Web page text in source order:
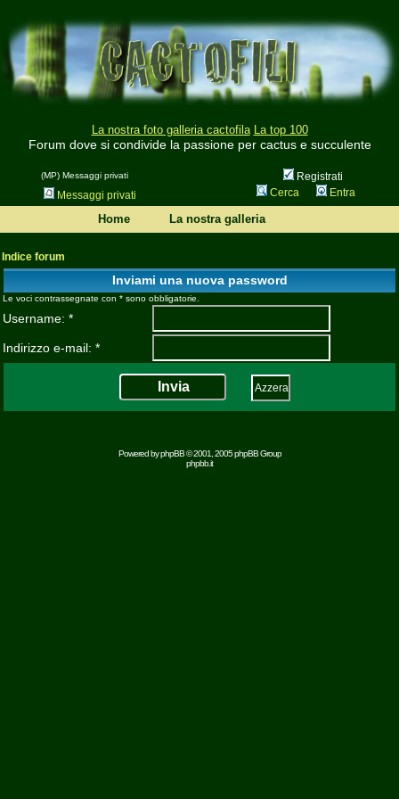
La nostra foto galleria cactofila La top 100
Forum dove si condivide la passione per cactus e succulente
(MP) Messaggi privati
Registrati
Messaggi privati
Cerca Entra
Home La nostra galleria
Indice forum
Inviami una nuova password
Le voci contrassegnate con * sono obbligatorie.
Username: *
Indirizzo e-mail: *
Powered byphpBB© 2001, 2005 phpBB Group
phpbb.it